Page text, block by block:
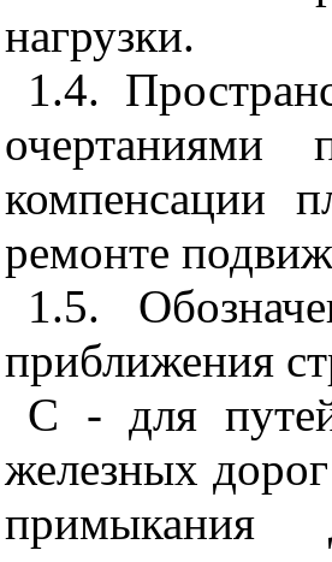
нагрузки.
1.4.
очертаниями
компенсации
ремонте
1.5.
приближения
С - для
железных